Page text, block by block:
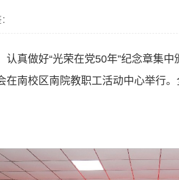
真做好“光荣在党50年”纪念章集
在南校区南院教职工活动中心举行